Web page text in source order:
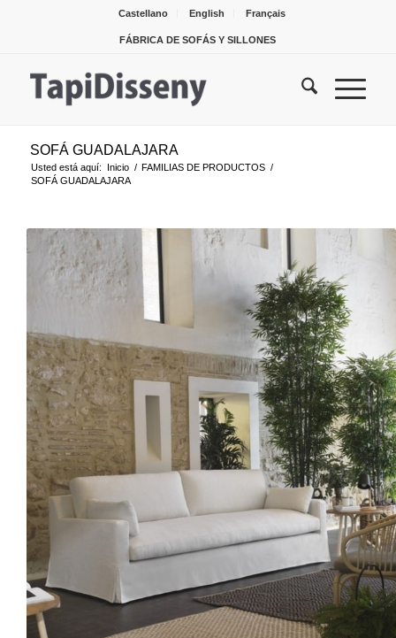
Castellano English Français
FÁBRICA DE SOFÁS Y SILLONES
SOFÁ GUADALAJARA
Usted está aquí: Inicio / FAMILIAS DE PRODUCTOS /
SOFÁ GUADALAJARA